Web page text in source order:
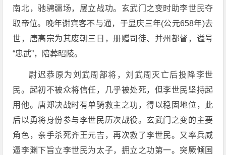
南北，驰骋疆场，屡立战功。玄武门之变时助李世民夺
取帝位。晚年谢宾客不与通，于显庆三年(公元658年)去
世，唐高宗为其废朝三日，册赠司徒、并州都督，谥号
“忠武”，陪葬昭陵。
尉迟恭原为刘武周部将，刘武周灭亡后投降李世
民。起初不被众将信任，几乎被处死，但李世民坚持起
用他。唐郑决战时有单骑救主之功，得以稳固地位，此
后以勇将身份参与李世民历次战役。玄武门之变的主要
角色，亲手杀死齐王元吉，再次救了李世民。又率兵威
逼李渊下旨立李世民为太子，拥立之功第一。突厥倾国